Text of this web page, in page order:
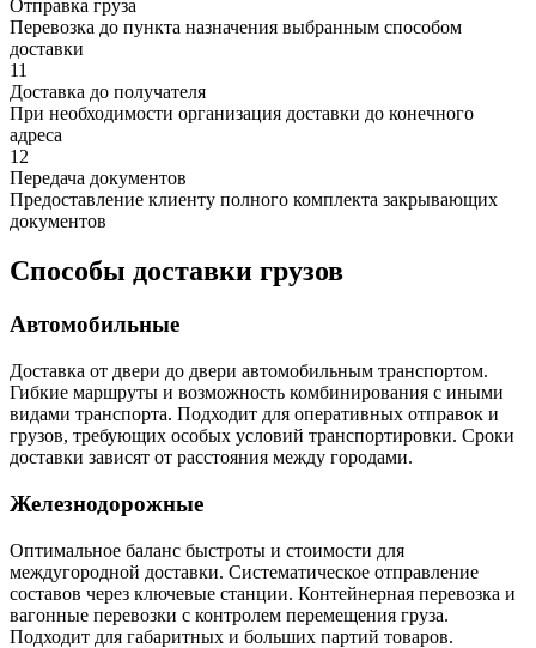
Отправка груза
Перевозка до пункта назначения выбранным способом
доставки
11
Доставка до получателя
При необходимости организация доставки до конечного
адреса
12
Передача документов
Предоставление клиенту полного комплекта закрывающих
документов
Способы доставки грузов
Автомобильные
Доставка от двери до двери автомобильным транспортом.
Гибкие маршруты и возможность комбинирования с иными
видами транспорта. Подходит для оперативных отправок и
грузов, требующих особых условий транспортировки. Сроки
доставки зависят от расстояния между городами.
Железнодорожные
Оптимальное баланс быстроты и стоимости для
междугородной доставки. Систематическое отправление
составов через ключевые станции. Контейнерная перевозка и
вагонные перевозки с контролем перемещения груза.
Подходит для габаритных и больших партий товаров.